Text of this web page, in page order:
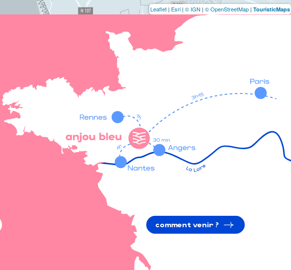
Leaflet | Esri | © IGN | © OpenStreetMap | TouristicMaps
comment venir ?